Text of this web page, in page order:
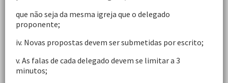
que não seja da mesma igreja que o delegado
proponente;
iv. Novas propostas devem ser submetidas por escrito;
v. As falas de cada delegado devem se limitar a 3
minutos;